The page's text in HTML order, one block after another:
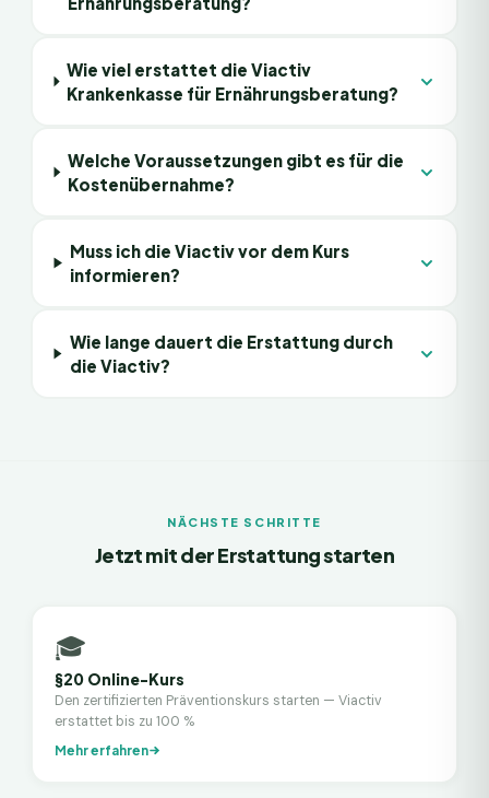
Wie viel erstattet die Viactiv
Krankenkasse für Ernährungsberatung?
Welche Voraussetzungen gibt es für die
Kostenübernahme?
Muss ich die Viactiv vor dem Kurs
informieren?
Wie lange dauert die Erstattung durch
die Viactiv?
NÄCHSTE SCHRITTE
Jetzt mit der Erstattung starten
🎓
§20 Online-Kurs
Den zertifizierten Präventionskurs starten — Viactiv
erstattet bis zu 100 %
Mehr erfahren